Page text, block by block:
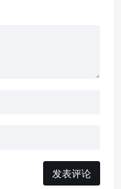
发表评论